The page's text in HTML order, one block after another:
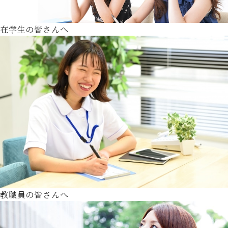
在学生の皆さんへ
教職員の皆さんへ